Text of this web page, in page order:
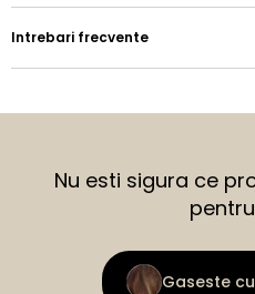
Intrebari frecvente
Nu esti sigura ce
Gaseste